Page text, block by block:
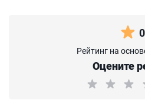
0
Рейтинг на
Оцените